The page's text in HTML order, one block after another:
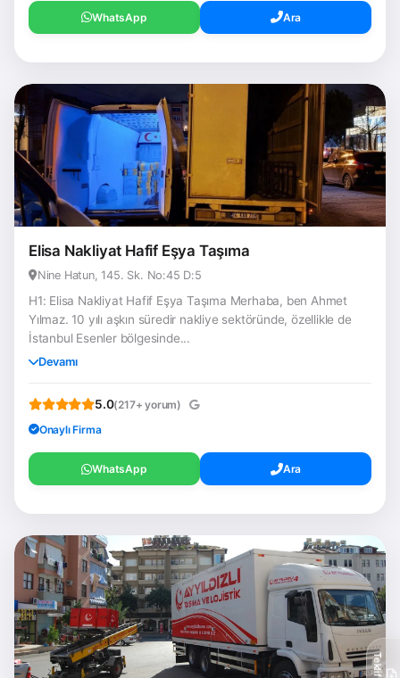
WhatsApp Ara
Elisa Nakliyat Hafif Eşya Taşıma
Nine Hatun, 145. Sk. No:45 D:5
H1: Elisa Nakliyat Hafif Eşya Taşıma Merhaba, ben Ahmet
Yılmaz. 10 yılı aşkın süredir nakliye sektöründe, özellikle de
İstanbul Esenler bölgesinde...
Devamı
5.0(217+ yorum)
Onaylı Firma
WhatsApp Ara